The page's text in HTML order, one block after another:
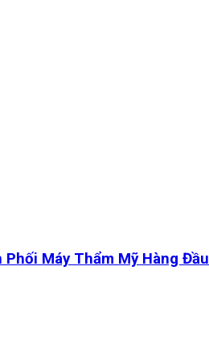
Máy Thẩm Mỹ Hàng Đầu